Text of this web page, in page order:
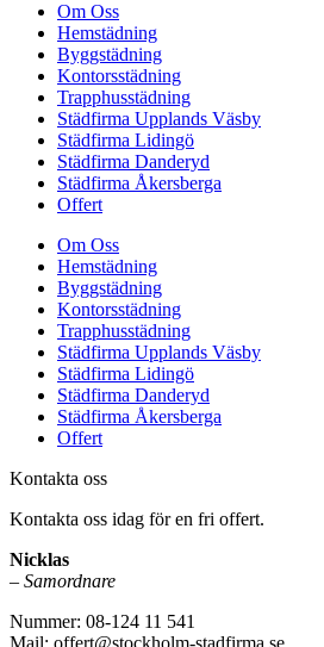
Om Oss
Hemstädning
Byggstädning
Kontorsstädning
Trapphusstädning
Städfirma Upplands Väsby
Städfirma Lidingö
Städfirma Danderyd
Städfirma Åkersberga
Offert
Om Oss
Hemstädning
Byggstädning
Kontorsstädning
Trapphusstädning
Städfirma Upplands Väsby
Städfirma Lidingö
Städfirma Danderyd
Städfirma Åkersberga
Offert
Kontakta oss
Kontakta oss idag för en fri offert.
Nicklas
– Samordnare
Nummer: 08-124 11 541